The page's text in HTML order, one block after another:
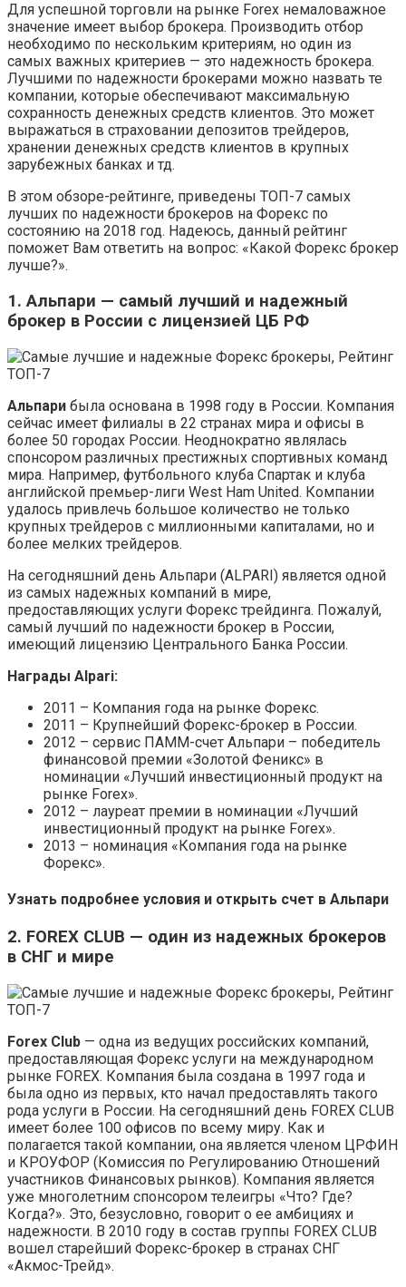
Для успешной торговли на рынке Forex немаловажное
значение имеет выбор брокера. Производить отбор
необходимо по нескольким критериям, но один из
самых важных критериев — это надежность брокера.
Лучшими по надежности брокерами можно назвать те
компании, которые обеспечивают максимальную
сохранность денежных средств клиентов. Это может
выражаться в страховании депозитов трейдеров,
хранении денежных средств клиентов в крупных
зарубежных банках и тд.
В этом обзоре-рейтинге, приведены ТОП-7 самых
лучших по надежности брокеров на Форекс по
состоянию на 2018 год. Надеюсь, данный рейтинг
поможет Вам ответить на вопрос: «Какой Форекс брокер
лучше?».
1. Альпари — самый лучший и надежный
брокер в России с лицензией ЦБ РФ
Альпари была основана в 1998 году в России. Компания
сейчас имеет филиалы в 22 странах мира и офисы в
более 50 городах России. Неоднократно являлась
спонсором различных престижных спортивных команд
мира. Например, футбольного клуба Спартак и клуба
английской премьер-лиги West Ham United. Компании
удалось привлечь большое количество не только
крупных трейдеров с миллионными капиталами, но и
более мелких трейдеров.
На сегодняшний день Альпари (ALPARI) является одной
из самых надежных компаний в мире,
предоставляющих услуги Форекс трейдинга. Пожалуй,
самый лучший по надежности брокер в России,
имеющий лицензию Центрального Банка России.
Награды Alpari:
2011 – Компания года на рынке Форекс.
2011 – Крупнейший Форекс-брокер в России.
2012 – сервис ПАММ-счет Альпари – победитель
финансовой премии «Золотой Феникс» в
номинации «Лучший инвестиционный продукт на
рынке Forex».
2012 – лауреат премии в номинации «Лучший
инвестиционный продукт на рынке Forex».
2013 – номинация «Компания года на рынке
Форекс».
Узнать подробнее условия и открыть счет в Альпари
2. FOREX CLUB — один из надежных брокеров
в СНГ и мире
Forex Club — одна из ведущих российских компаний,
предоставляющая Форекс услуги на международном
рынке FOREX. Компания была создана в 1997 года и
была одно из первых, кто начал предоставлять такого
рода услуги в России. На сегодняшний день FOREX CLUB
имеет более 100 офисов по всему миру. Как и
полагается такой компании, она является членом ЦРФИН
и КРОУФОР (Комиссия по Регулированию Отношений
участников Финансовых рынков). Компания является
уже многолетним спонсором телеигры «Что? Где?
Когда?». Это, безусловно, говорит о ее амбициях и
надежности. В 2010 году в состав группы FOREX CLUB
вошел старейший Форекс-брокер в странах СНГ
«Акмос-Трейд».